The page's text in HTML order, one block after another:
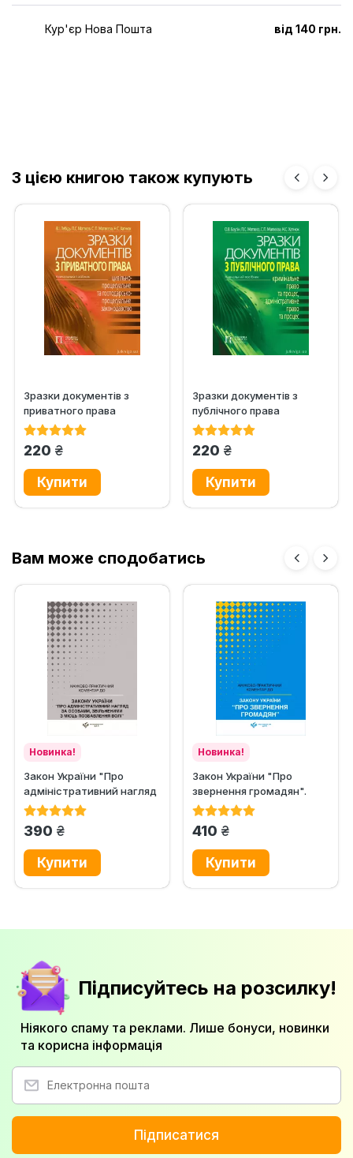
Кур'єр Нова Пошта від 140 грн.
З цією книгою також купують
Зразки документів з
приватного права
(цивільно-процесуальне
220 грн.
Зразки документів з
публічного права
(кримінальне право та
220 грн.
Вам може сподобатись
Новинка!
Закон України "Про
адміністративний нагляд
за особами, звільненими...
390 грн.
Новинка!
Закон України "Про
звернення громадян".
Науково-практичний...
410 грн.
Підписуйтесь на розсилку!
Ніякого спаму та реклами. Лише бонуси, новинки
та корисна інформація
Підписатися